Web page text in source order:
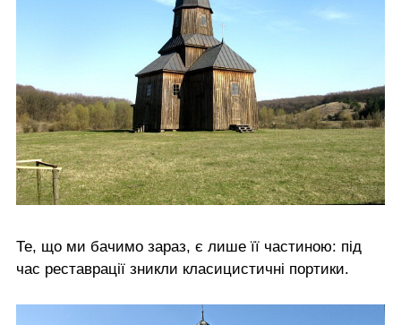
Те, що ми бачимо зараз, є лише її частиною: під
час реставрації зникли класицистичні портики.